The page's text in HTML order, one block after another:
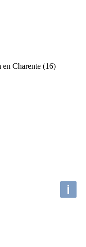
Charente (16)
i